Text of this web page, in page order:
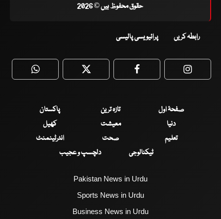
حقوق محفوظ ہیں © 2026
رابطہ کریں پرائیویسی پالیسی
WhatsApp Twitter Facebook
صفحۂ اول تازہ ترین
پاکستان
دنیا
معیشت
کھیل
تعلیم
صحت
انٹرٹینمنٹ
ٹیکنالوجی
دلچسپ و عجیب
Pakistan News in Urdu
Sports News in Urdu
Business News in Urdu